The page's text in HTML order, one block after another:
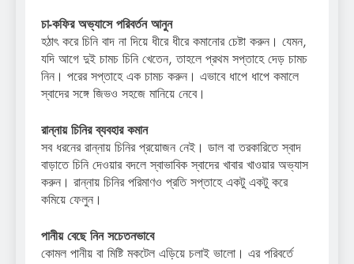
চা-কফির অভ্যাসে পরিবর্তন আনুন
হঠাৎ করে চিনি বাদ না দিয়ে ধীরে ধীরে কমানোর চেষ্টা করুন। যেমন,
যদি আগে দুই চামচ চিনি খেতেন, তাহলে প্রথম সপ্তাহে দেড় চামচ
নিন। পরের সপ্তাহে এক চামচ করুন। এভাবে ধাপে ধাপে কমালে
স্বাদের সঙ্গে জিভও সহজে মানিয়ে নেবে।
রান্নায় চিনির ব্যবহার কমান
সব ধরনের রান্নায় চিনির প্রয়োজন নেই। ডাল বা তরকারিতে স্বাদ
বাড়াতে চিনি দেওয়ার বদলে স্বাভাবিক স্বাদের খাবার খাওয়ার অভ্যাস
করুন। রান্নায় চিনির পরিমাণও প্রতি সপ্তাহে একটু একটু করে
কমিয়ে ফেলুন।
পানীয় বেছে নিন সচেতনভাবে
কোমল পানীয় বা মিষ্টি মকটেল এড়িয়ে চলাই ভালো। এর পরিবর্তে